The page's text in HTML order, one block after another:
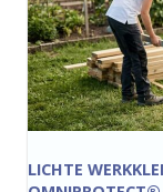
LICHTE